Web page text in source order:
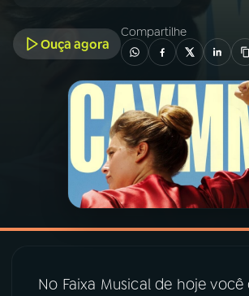
INÍCIO
A RÁDIO
PROGRAMAÇÃO
PROGRAMAS
Ouça agora
Compartilhe
No Faixa Musical de hoje